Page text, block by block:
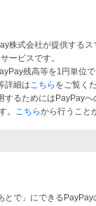
株式会社が提供する
ービスです。
残高等を1円単位
詳細はこちら をご覧く
するためにはPayPayへ
。 こちらから行うこと
とで」にできるPayPay